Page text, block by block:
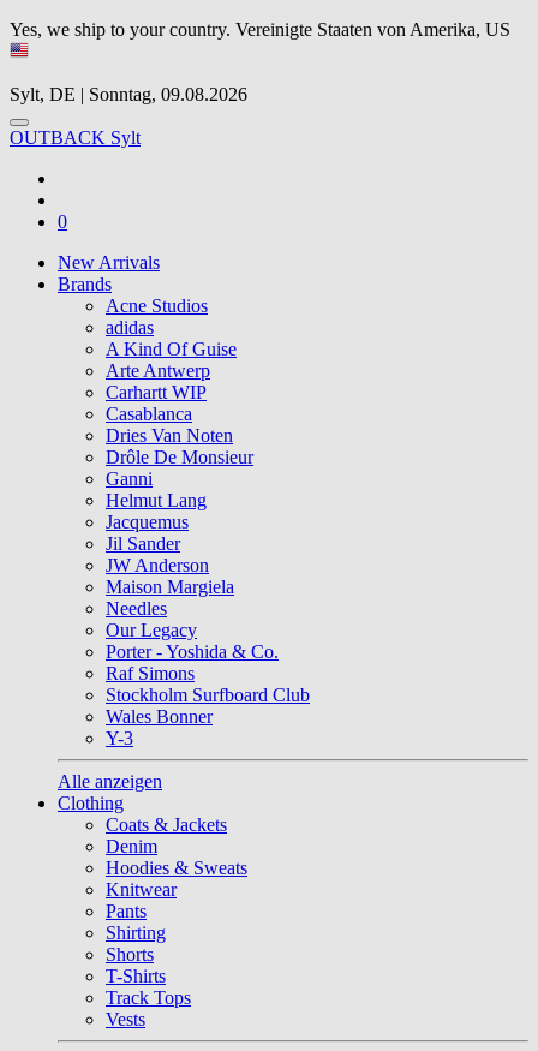
Yes, we ship to your country. Vereinigte Staaten von Amerika, US
Sylt, DE | Sonntag, 09.08.2026
OUTBACK Sylt
0
New Arrivals
Brands
Acne Studios
adidas
A Kind Of Guise
Arte Antwerp
Carhartt WIP
Casablanca
Dries Van Noten
Drôle De Monsieur
Ganni
Helmut Lang
Jacquemus
Jil Sander
JW Anderson
Maison Margiela
Needles
Our Legacy
Porter - Yoshida & Co.
Raf Simons
Stockholm Surfboard Club
Wales Bonner
Y-3
Alle anzeigen
Clothing
Coats & Jackets
Denim
Hoodies & Sweats
Knitwear
Pants
Shirting
Shorts
T-Shirts
Track Tops
Vests